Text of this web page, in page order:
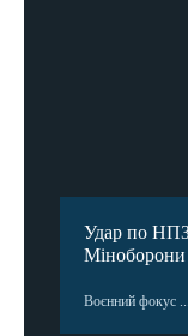
Удар по НПЗ
Міноборони
Воєнний фокус ...